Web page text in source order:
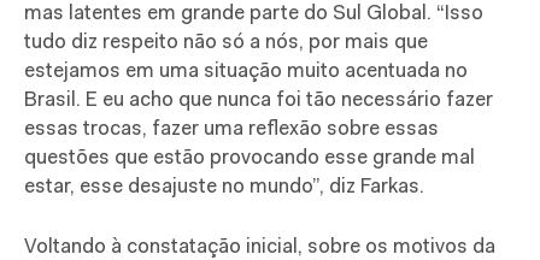
mas latentes em grande parte do Sul Global. “Isso
tudo diz respeito não só a nós, por mais que
estejamos em uma situação muito acentuada no
Brasil. E eu acho que nunca foi tão necessário fazer
essas trocas, fazer uma reflexão sobre essas
questões que estão provocando esse grande mal
estar, esse desajuste no mundo”, diz Farkas.
Voltando à constatação inicial, sobre os motivos da